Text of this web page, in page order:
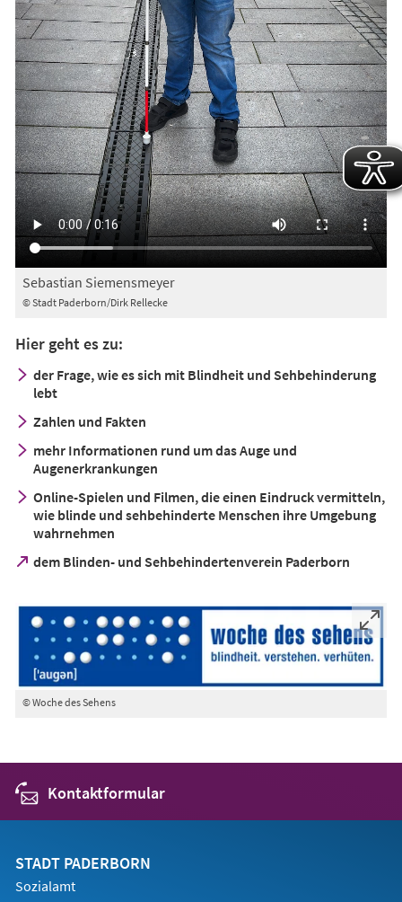
© Stadt Paderborn/Dirk Rellecke
Sebastian Siemensmeyer
Hier geht es zu:
der Frage, wie es sich mit Blindheit und Sehbehinderung
lebt
Zahlen und Fakten
mehr Informationen rund um das Auge und
Augenerkrankungen
Online-Spielen und Filmen, die einen Eindruck vermitteln,
wie blinde und sehbehinderte Menschen ihre Umgebung
wahrnehmen
dem Blinden- und Sehbehindertenverein Paderborn
(Öffnet
neuen
Tab)
© Woche des Sehens
Kontaktformular
STADT PADERBORN
Sozialamt